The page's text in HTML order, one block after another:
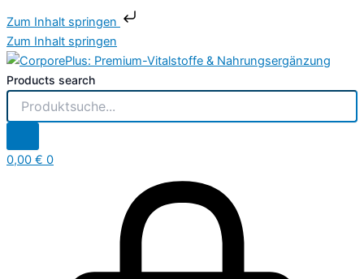
Zum Inhalt springen
Zum Inhalt springen
Products search
0,00 € 0